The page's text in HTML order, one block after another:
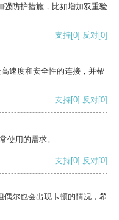
强防护措施，比如增加双重验
支持[0] 反对[0]
速度和安全性的连接，并帮
支持[0] 反对[0]
使用的需求。
支持[0] 反对[0]
偶尔也会出现卡顿的情况，希